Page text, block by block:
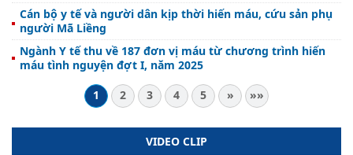
Cán bộ y tế và người dân kịp thời hiến máu, cứu sản phụ
người Mã Liềng
Ngành Y tế thu về 187 đơn vị máu từ chương trình hiến
máu tình nguyện đợt I, năm 2025
1
2 3 4 5 » »»
VIDEO CLIP